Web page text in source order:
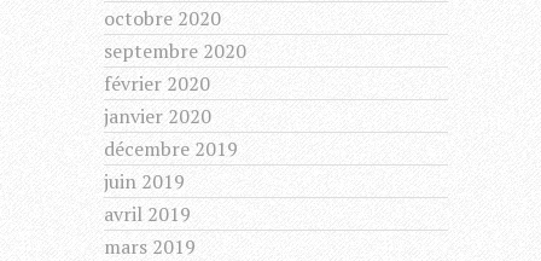
octobre 2020
septembre 2020
février 2020
janvier 2020
décembre 2019
juin 2019
avril 2019
mars 2019